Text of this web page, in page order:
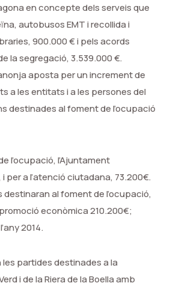
en concepte dels serveis que
autobusos EMT i recollida i
900.000 € i pels acords
la segregació, 3.539.000 €.
aposta per un increment de
a les entitats i a les persones del
destinades al foment de l’ocupació
l’ocupació, l’Ajuntament
per a l’atenció ciutadana, 73.200€.
al foment de l’ocupació,
econòmica 210.200€;
2014.
partides destinades a la
i de la Riera de la Boella amb